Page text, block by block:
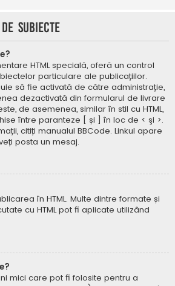
subiecte
HTML specială, oferă un control
particulare ale publicațiilor.
să fie activată de către administrație,
dezactivată din formularul de livrare
de asemenea, similar în stil cu HTML,
între paranteze [ și ] în loc de < şi >.
citiți manualul BBCode. Linkul apare
posta un mesaj.
în HTML. Multe dintre formate și
cu HTML pot fi aplicate utilizând
mici care pot fi folosite pentru a